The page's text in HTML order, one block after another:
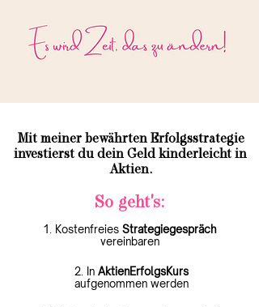
Mit meiner bewährten Erfolgsstrategie
investierst du dein Geld kinderleicht in
Aktien.
So geht's:
1. Kostenfreies Strategiegespräch
vereinbaren
2. In AktienErfolgsKurs
aufgenommen werden